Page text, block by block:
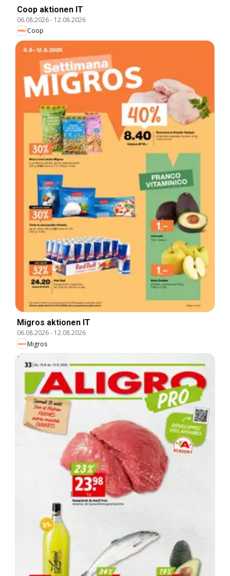
Coop aktionen IT
06.08.2026- 12.08.2026
Coop
Migros aktionen IT
06.08.2026- 12.08.2026
Migros